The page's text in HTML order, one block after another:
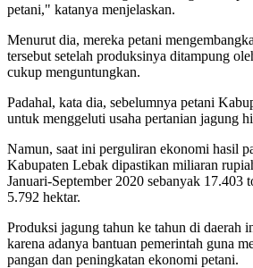
petani," katanya menjelaskan.
Menurut dia, mereka petani
tersebut setelah produksinya ditampung
cukup menguntungkan.
Padahal, kata dia, sebelumnya petani
untuk menggeluti usaha pertanian jagung
Namun, saat ini perguliran ekonomi hasil
Kabupaten Lebak dipastikan miliaran
Januari-September 2020 sebanyak 17.403
5.792 hektar.
Produksi jagung tahun ke tahun di daerah
karena adanya bantuan pemerintah guna
pangan dan peningkatan ekonomi petani.